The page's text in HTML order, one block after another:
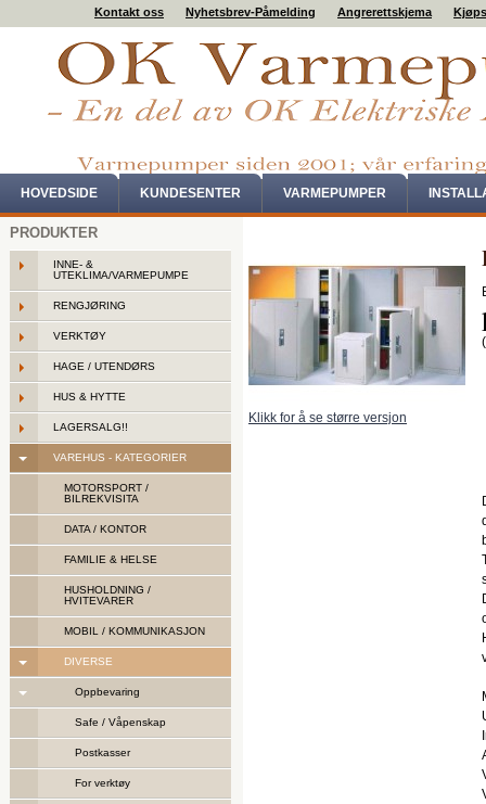
Kontakt oss Nyhetsbrev-Påmelding Angrerettskjema
HOVEDSIDE KUNDESENTER VARMEPUMPER
PRODUKTER
INNE- &
UTEKLIMA/VARMEPUMPE
RENGJØRING
VERKTØY
HAGE / UTENDØRS
HUS & HYTTE
LAGERSALG!!
VAREHUS - KATEGORIER
MOTORSPORT /
BILREKVISITA
DATA / KONTOR
FAMILIE & HELSE
HUSHOLDNING /
HVITEVARER
MOBIL / KOMMUNIKASJON
DIVERSE
Oppbevaring
Safe / Våpenskap
Postkasser
For verktøy
Klikk for å se større versjon